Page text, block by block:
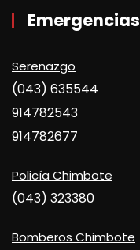
Emergencias
Serenazgo
(043) 635544
914782543
914782677
Policía Chimbote
(043) 323380
Bomberos Chimbote